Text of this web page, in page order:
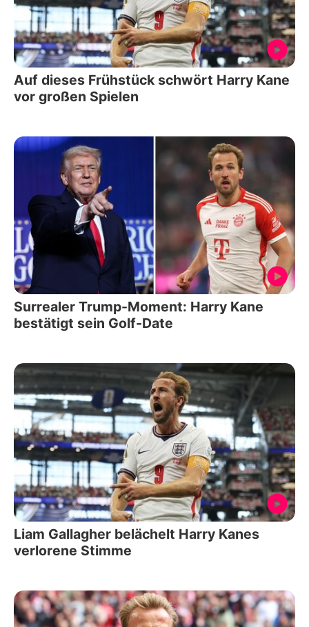
Auf dieses Frühstück schwört Harry Kane
vor großen Spielen
Surrealer Trump-Moment: Harry Kane
bestätigt sein Golf-Date
Liam Gallagher belächelt Harry Kanes
verlorene Stimme